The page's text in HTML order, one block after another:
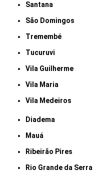
Santana
São Domingos
Tremembé
Tucuruvi
Vila Guilherme
Vila Maria
Vila Medeiros
Diadema
Mauá
Ribeirão Pires
Rio Grande da Serra